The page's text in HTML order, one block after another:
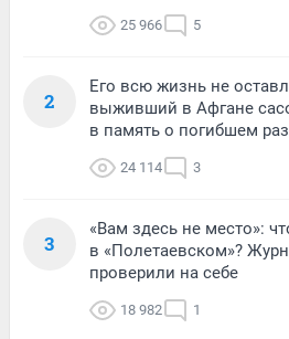
25 966 5
2
Его всю жизнь не
выживший в Афгане
в память о погибшем
24 114 3
3
«Вам здесь не место»:
в «Полетаевском»?
проверили на себе
18 982 1